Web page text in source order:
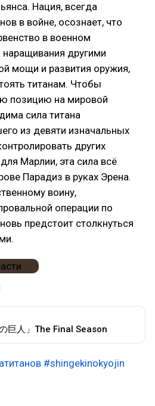
Нация, всегда
в войне, осознает, что
в военном
наращивания другими
мощи и развития оружия,
титанам. Чтобы
позицию на мировой
сила титана
из девяти изначальных
других
Марлии, эта сила всё
Парадиз в руках Эрена.
воину,
операции по
предстоит столкнуться
巨人」The Final Season
#shingekinokyojin